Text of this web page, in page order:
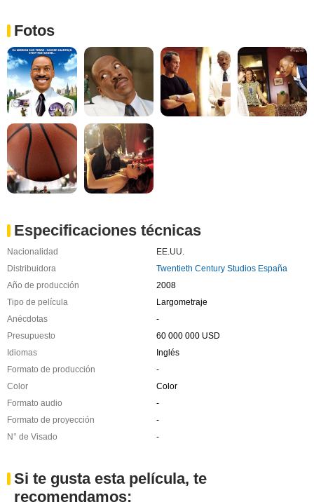
Fotos
Especificaciones técnicas
Nacionalidad
EE.UU.
Distribuidora
Twentieth Century Studios España
Año de producción
2008
Tipo de película
Largometraje
Anécdotas
-
Presupuesto
60 000 000 USD
Idiomas
Inglés
Formato de producción
-
Color
Color
Formato audio
-
Formato de proyección
-
N° de Visado
-
Si te gusta esta película, te
recomendamos: